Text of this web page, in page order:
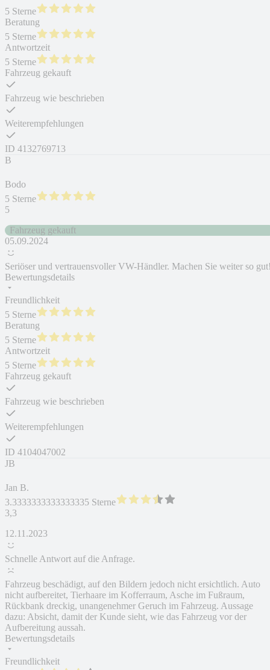
5 Sterne
Beratung
5 Sterne
Antwortzeit
5 Sterne
Fahrzeug gekauft
Fahrzeug wie beschrieben
Weiterempfehlungen
ID 4132769713
B
Bodo
5 Sterne
5
Fahrzeug gekauft
05.09.2024
Seriöser und vertrauensvoller VW-Händler. Machen Sie weiter so
Bewertungsdetails
Freundlichkeit
5 Sterne
Beratung
5 Sterne
Antwortzeit
5 Sterne
Fahrzeug gekauft
Fahrzeug wie beschrieben
Weiterempfehlungen
ID 4104047002
JB
Jan B.
3.3333333333333335 Sterne
3,3
12.11.2023
Schnelle Antwort auf die Anfrage.
Fahrzeug beschädigt, auf den Bildern jedoch nicht ersichtlich. Auto
nicht aufbereitet, Tierhaare im Kofferraum, Asche im Fußraum,
Rückbank dreckig, unangenehmer Geruch im Fahrzeug. Aussage
dazu: Absicht, damit der Kunde sieht, wie das Fahrzeug vor der
Aufbereitung aussah.
Bewertungsdetails
Freundlichkeit